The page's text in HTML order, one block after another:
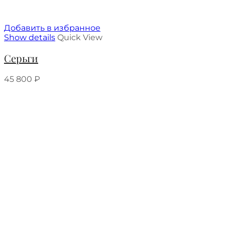
Добавить в избранное
Show details Quick View
Серьги
45 800 ₽